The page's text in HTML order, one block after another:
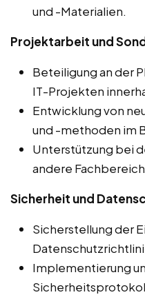
und -Materialien.
Projektarbeit und
Beteiligung an der
IT-Projekten
Entwicklung von
und -methoden im
Unterstützung bei
andere
Sicherheit und
Sicherstellung der
Implementierung